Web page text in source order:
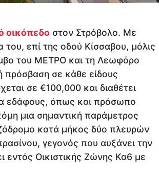
οικόπεδο στον Στρόβολο. Με
επί της οδού Κίσσαβου, μόλις
του ΜEΤΡΟ και τη Λεωφόρο
πρόσβαση σε κάθε είδους
σε €100,000 και διαθέτει
εδάφους, όπως και πρόσωπο
μια σημαντική παράμετρος
κατά μήκος δύο πλευρών
γεγονός που αυξάνει την
εντός Οικιστικής Ζώνης Κα6 με